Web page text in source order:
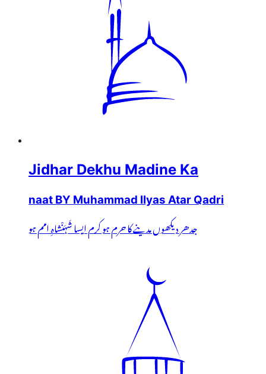
Jidhar Dekhu Madine Ka
naat BY Muhammad Ilyas Atar Qadri
جدھر دیکھوں مدینے کا حرم ہو کرم ایسا شَہَنْشاہِ امم ہو